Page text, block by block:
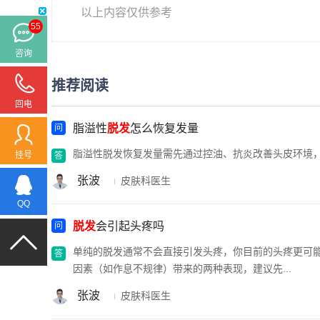
以上内容仅供参考
推荐阅读
脂溢性脱发怎么恢复发量
脂溢性脱发恢复发量需先通过控油、抗炎改善头皮环
张波 皮肤科医生
脱发会引起头疼吗
单纯的脱发通常不会直接引发头疼，你目前的头疼更
因素（如作息不规律）带来的两种表现，建议先...
张波 皮肤科医生
55
咨询
回电
挂号
QQ